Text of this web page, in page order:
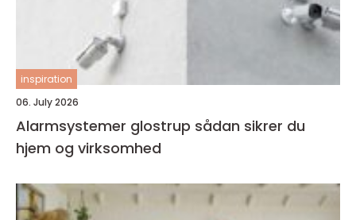
inspiration
06. July 2026
Alarmsystemer glostrup sådan sikrer du
hjem og virksomhed